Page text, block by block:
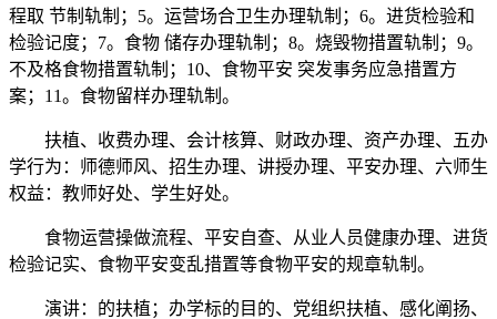
程取 节制轨制；5。运营场合卫生办理轨制；6。进货检验和
检验记度；7。食物 储存办理轨制；8。烧毁物措置轨制；9。
不及格食物措置轨制；10、食物平安 突发事务应急措置方
案；11。食物留样办理轨制。
扶植、收费办理、会计核算、财政办理、资产办理、五办
学行为：师德师风、招生办理、讲授办理、平安办理、六师生
权益：教师好处、学生好处。
食物运营操做流程、平安自查、从业人员健康办理、进货
检验记实、食物平安变乱措置等食物平安的规章轨制。
演讲：的扶植；办学标的目的、党组织扶植、感化阐扬、